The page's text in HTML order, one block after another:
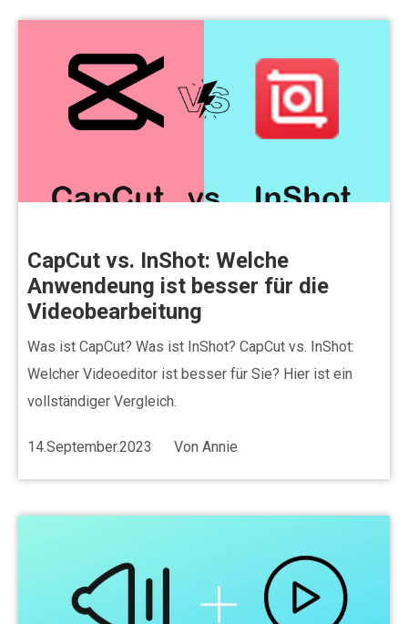
CapCut vs. InShot: Welche
Anwendeung ist besser für die
Videobearbeitung
Was ist CapCut? Was ist InShot? CapCut vs. InShot:
Welcher Videoeditor ist besser für Sie? Hier ist ein
vollständiger Vergleich.
14.September.2023 Von Annie